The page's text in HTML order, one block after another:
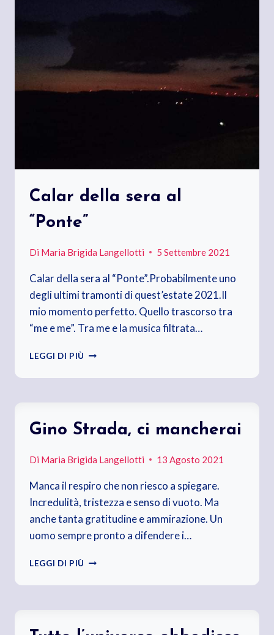
Calar della sera al
“Ponte”
Di Maria Brigida Langellotti 5 Settembre 2021
Calar della sera al “Ponte”.Probabilmente uno
degli ultimi tramonti di quest’estate 2021.Il
mio momento perfetto. Quello trascorso tra
“me e me”. Tra me e la musica filtrata…
LEGGI DI PIÙ CALAR
SERA
Gino Strada, ci mancherai
Di Maria Brigida Langellotti 13 Agosto 2021
Manca il respiro che non riesco a spiegare.
Incredulità, tristezza e senso di vuoto. Ma
anche tanta gratitudine e ammirazione. Un
uomo sempre pronto a difendere i…
LEGGI DI PIÙ GINO
CI